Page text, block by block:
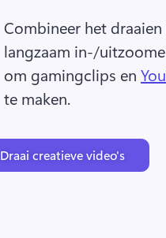
Combineer het
langzaam in-/
om gamingclips en
te maken.
Draai creatieve video's